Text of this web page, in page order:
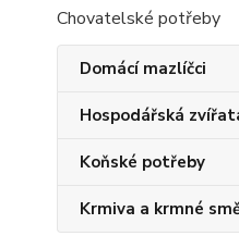
Chovatelské potřeby
Domácí mazlíčci
Hospodářská
Koňské potřeby
Krmiva a krmné